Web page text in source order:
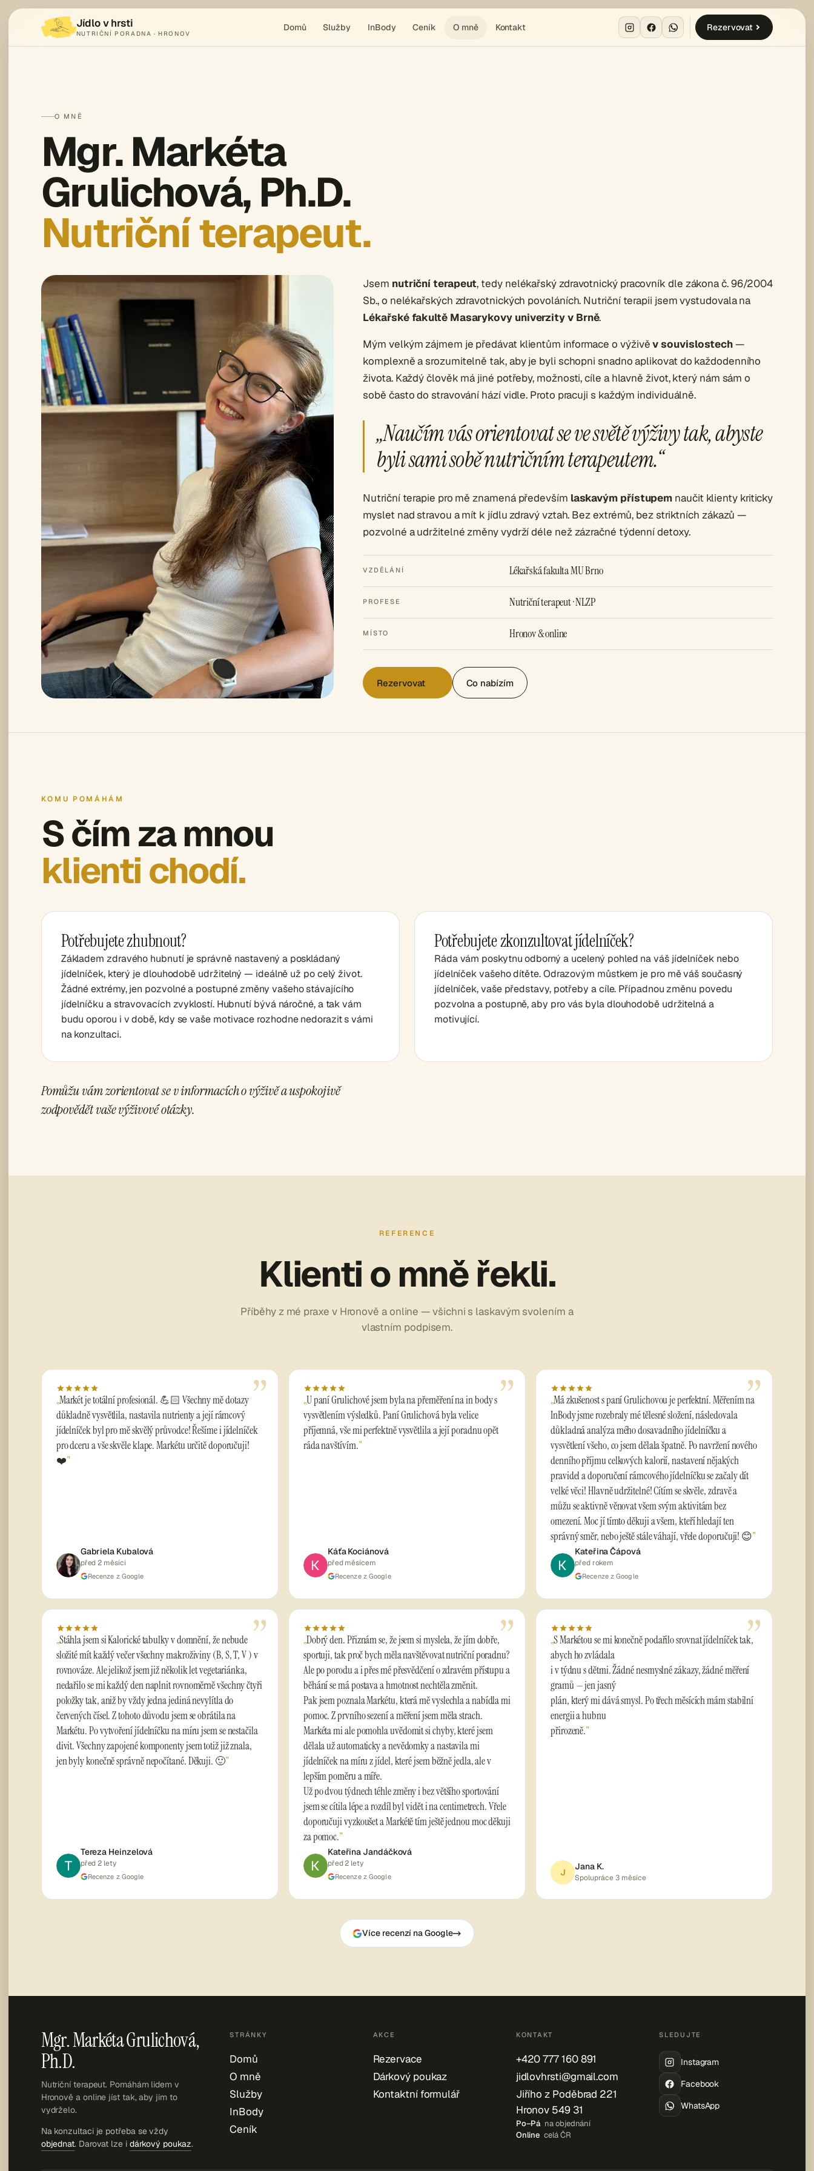
Jídlo v hrsti
NUTRIČNÍ PORADNA · HRONOV
Domů Služby InBody Ceník O mně Kontakt Rezervovat
O MNĚ
Mgr. Markéta
Grulichová, Ph.D.
Nutriční terapeut.
Jsem nutriční terapeut, tedy nelékařský zdravotnický pracovník dle zákona č. 96/2004
Sb., o nelékařských zdravotnických povoláních. Nutriční terapii jsem vystudovala na
Lékařské fakultě Masarykovy univerzity v Brně.
Mým velkým zájmem je předávat klientům informace o výživěv souvislostech—
komplexně a srozumitelně tak, aby je byli schopni snadno aplikovat do každodenního
života. Každý člověk má jiné potřeby, možnosti, cíle a hlavně život, který nám sám o
sobě často do stravování hází vidle. Proto pracuji s každým individuálně.
„Naučím vás orientovat se ve světě výživy tak, abyste
byli sami sobě nutričním terapeutem.“
Nutriční terapie pro mě znamená především laskavým přístupem naučit klienty kriticky
myslet nad stravou a mít k jídlu zdravý vztah. Bez extrémů, bez striktních zákazů —
pozvolné a udržitelné změny vydrží déle než zázračné týdenní detoxy.
VZDĚLÁNÍ Lékařská fakulta MU Brno
PROFESE Nutriční terapeut · NLZP
MÍSTO Hronov & online
Rezervovat Co nabízím
KOMU POMÁHÁM
S čím za mnou
klienti chodí.
Potřebujete zhubnout?
Základem zdravého hubnutí je správně nastavený a poskládaný
jídelníček, který je dlouhodobě udržitelný — ideálně už po celý život.
Žádné extrémy, jen pozvolné a postupné změny vašeho stávajícího
jídelníčku a stravovacích zvyklostí. Hubnutí bývá náročné, a tak vám
budu oporou i v době, kdy se vaše motivace rozhodne nedorazit s vámi
na konzultaci.
Potřebujete zkonzultovat jídelníček?
Ráda vám poskytnu odborný a ucelený pohled na váš jídelníček nebo
jídelníček vašeho dítěte. Odrazovým můstkem je pro mě váš současný
jídelníček, vaše představy, potřeby a cíle. Případnou změnu povedu
pozvolna a postupně, aby pro vás byla dlouhodobě udržitelná a
motivující.
Pomůžu vám zorientovat se v informacích o výživě a uspokojivě
zodpovědět vaše výživové otázky.
REFERENCE
Klienti o mně řekli.
Příběhy z mé praxe v Hronově a online — všichni s laskavým svolením a
vlastním podpisem.
”
Markét je totální profesionál. 💪🏻 Všechny mě dotazy
důkladně vysvětlila, nastavila nutrienty a její rámcový
jídelníček byl pro mě skvělý průvodce! Řešíme i jídelníček
pro dceru a vše skvěle klape. Markétu určitě doporučuji!
❤️
Gabriela Kubalová
před 2 měsíci
Recenze z Google
”
U paní Grulichové jsem byla na přeměření na in body s
vysvětlením výsledků. Paní Grulichová byla velice
příjemná, vše mi perfektně vysvětlila a její poradnu opět
ráda navštívím.
Káťa Kociánová
před měsícem
Recenze z Google
”
Má zkušenost s paní Grulichovou je perfektní. Měřením na
InBody jsme rozebraly mé tělesné složení, následovala
důkladná analýza mého dosavadního jídelníčku a
vysvětlení všeho, co jsem dělala špatně. Po navržení nového
denního příjmu celkových kalorií, nastavení nějakých
pravidel a doporučení rámcového jídelníčku se začaly dít
velké věci! Hlavně udržitelné! Cítím se skvěle, zdravě a
můžu se aktivně věnovat všem svým aktivitám bez
omezení. Moc jí tímto děkuji a všem, kteří hledají ten
správný směr, nebo ještě stále váhají, vřele doporučuji! 😊
Kateřina Čápová
před rokem
Recenze z Google
”
Stáhla jsem si Kalorické tabulky v domnění, že nebude
složité mít každý večer všechny makroživiny (B, S, T, V ) v
rovnováze. Ale jelikož jsem již několik let vegetariánka,
nedařilo se mi každý den naplnit rovnoměrně všechny čtyři
položky tak, aniž by vždy jedna jediná nevylítla do
červených čísel. Z tohoto důvodu jsem se obrátila na
Markétu. Po vytvoření jídelníčku na míru jsem se nestačila
divit. Všechny zapojené komponenty jsem totiž již znala,
jen byly konečně správně nepočítané. Děkuji. 🙂
Tereza Heinzelová
před 2 lety
Recenze z Google
”
Dobrý den. Přiznám se, že jsem si myslela, že jím dobře,
sportuji, tak proč bych měla navštěvovat nutriční poradnu?
Ale po porodu a i přes mé přesvědčení o zdravém přístupu a
běhání se má postava a hmotnost nechtěla změnit.
Pak jsem poznala Markétu, která mě vyslechla a nabídla mi
pomoc. Z prvního sezení a měření jsem měla strach.
Markéta mi ale pomohla uvědomit si chyby, které jsem
dělala už automaticky a nevědomky a nastavila mi
jídelníček na míru z jídel, které jsem běžně jedla, ale v
lepším poměru a míře.
Už po dvou týdnech téhle změny i bez většího sportování
jsem se cítila lépe a rozdíl byl vidět i na centimetrech. Vřele
doporučuji vyzkoušet a Markétě tím ještě jednou moc děkuji
za pomoc.
Kateřina Jandáčková
před 2 lety
Recenze z Google
”
S Markétou se mi konečně podařilo srovnat jídelníček tak,
abych ho zvládala
i v týdnu s dětmi. Žádné nesmyslné zákazy, žádné měření
gramů — jen jasný
plán, který mi dává smysl. Po třech měsících mám stabilní
energii a hubnu
přirozeně.
J
Jana K.
Spolupráce 3 měsíce
Více recenzí na Google
Mgr. Markéta Grulichová,
Ph.D.
Nutriční terapeut. Pomáhám lidem v
Hronově a online jíst tak, aby jim to
vydrželo.
Na konzultaci je potřeba se vždy
objednat. Darovat lze i dárkový poukaz.
STRÁNKY
Domů
O mně
Služby
InBody
Ceník
AKCE
Rezervace
Dárkový poukaz
Kontaktní formulář
KONTAKT
+420 777 160 891
jidlovhrsti@gmail.com
Jiřího z Poděbrad 221
Hronov 549 31
Po–Pá na objednání
Online celá ČR
SLEDUJTE
Instagram
Facebook
WhatsApp